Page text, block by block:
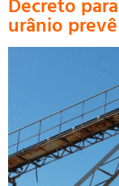
urânio